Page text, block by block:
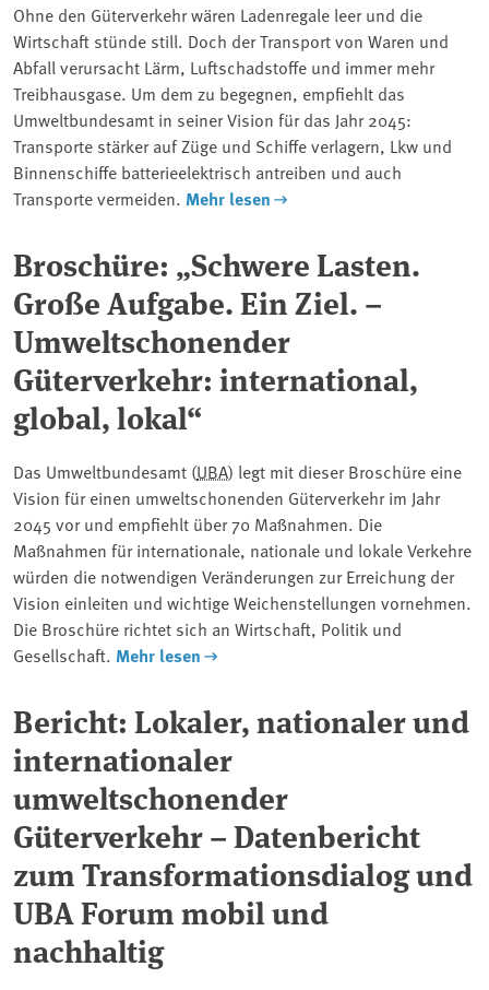
Ohne den Güterverkehr wären Ladenregale leer und die
Wirtschaft stünde still. Doch der Transport von Waren und
Abfall verursacht Lärm, Luftschadstoffe und immer mehr
Treibhausgase. Um dem zu begegnen, empfiehlt das
Umweltbundesamt in seiner Vision für das Jahr 2045:
Transporte stärker auf Züge und Schiffe verlagern, Lkw und
Binnenschiffe batterieelektrisch antreiben und auch
Transporte vermeiden. Mehr lesen
Broschüre: „Schwere Lasten.
Große Aufgabe. Ein Ziel. –
Umweltschonender
Güterverkehr: international,
global, lokal“
Das Umweltbundesamt (UBA) legt mit dieser Broschüre eine
Vision für einen umweltschonenden Güterverkehr im Jahr
2045 vor und empfiehlt über 70 Maßnahmen. Die
Maßnahmen für internationale, nationale und lokale Verkehre
würden die notwendigen Veränderungen zur Erreichung der
Vision einleiten und wichtige Weichenstellungen vornehmen.
Die Broschüre richtet sich an Wirtschaft, Politik und
Gesellschaft. Mehr lesen
Bericht: Lokaler, nationaler und
internationaler
umweltschonender
Güterverkehr – Datenbericht
zum Transformationsdialog und
UBA Forum mobil und
nachhaltig